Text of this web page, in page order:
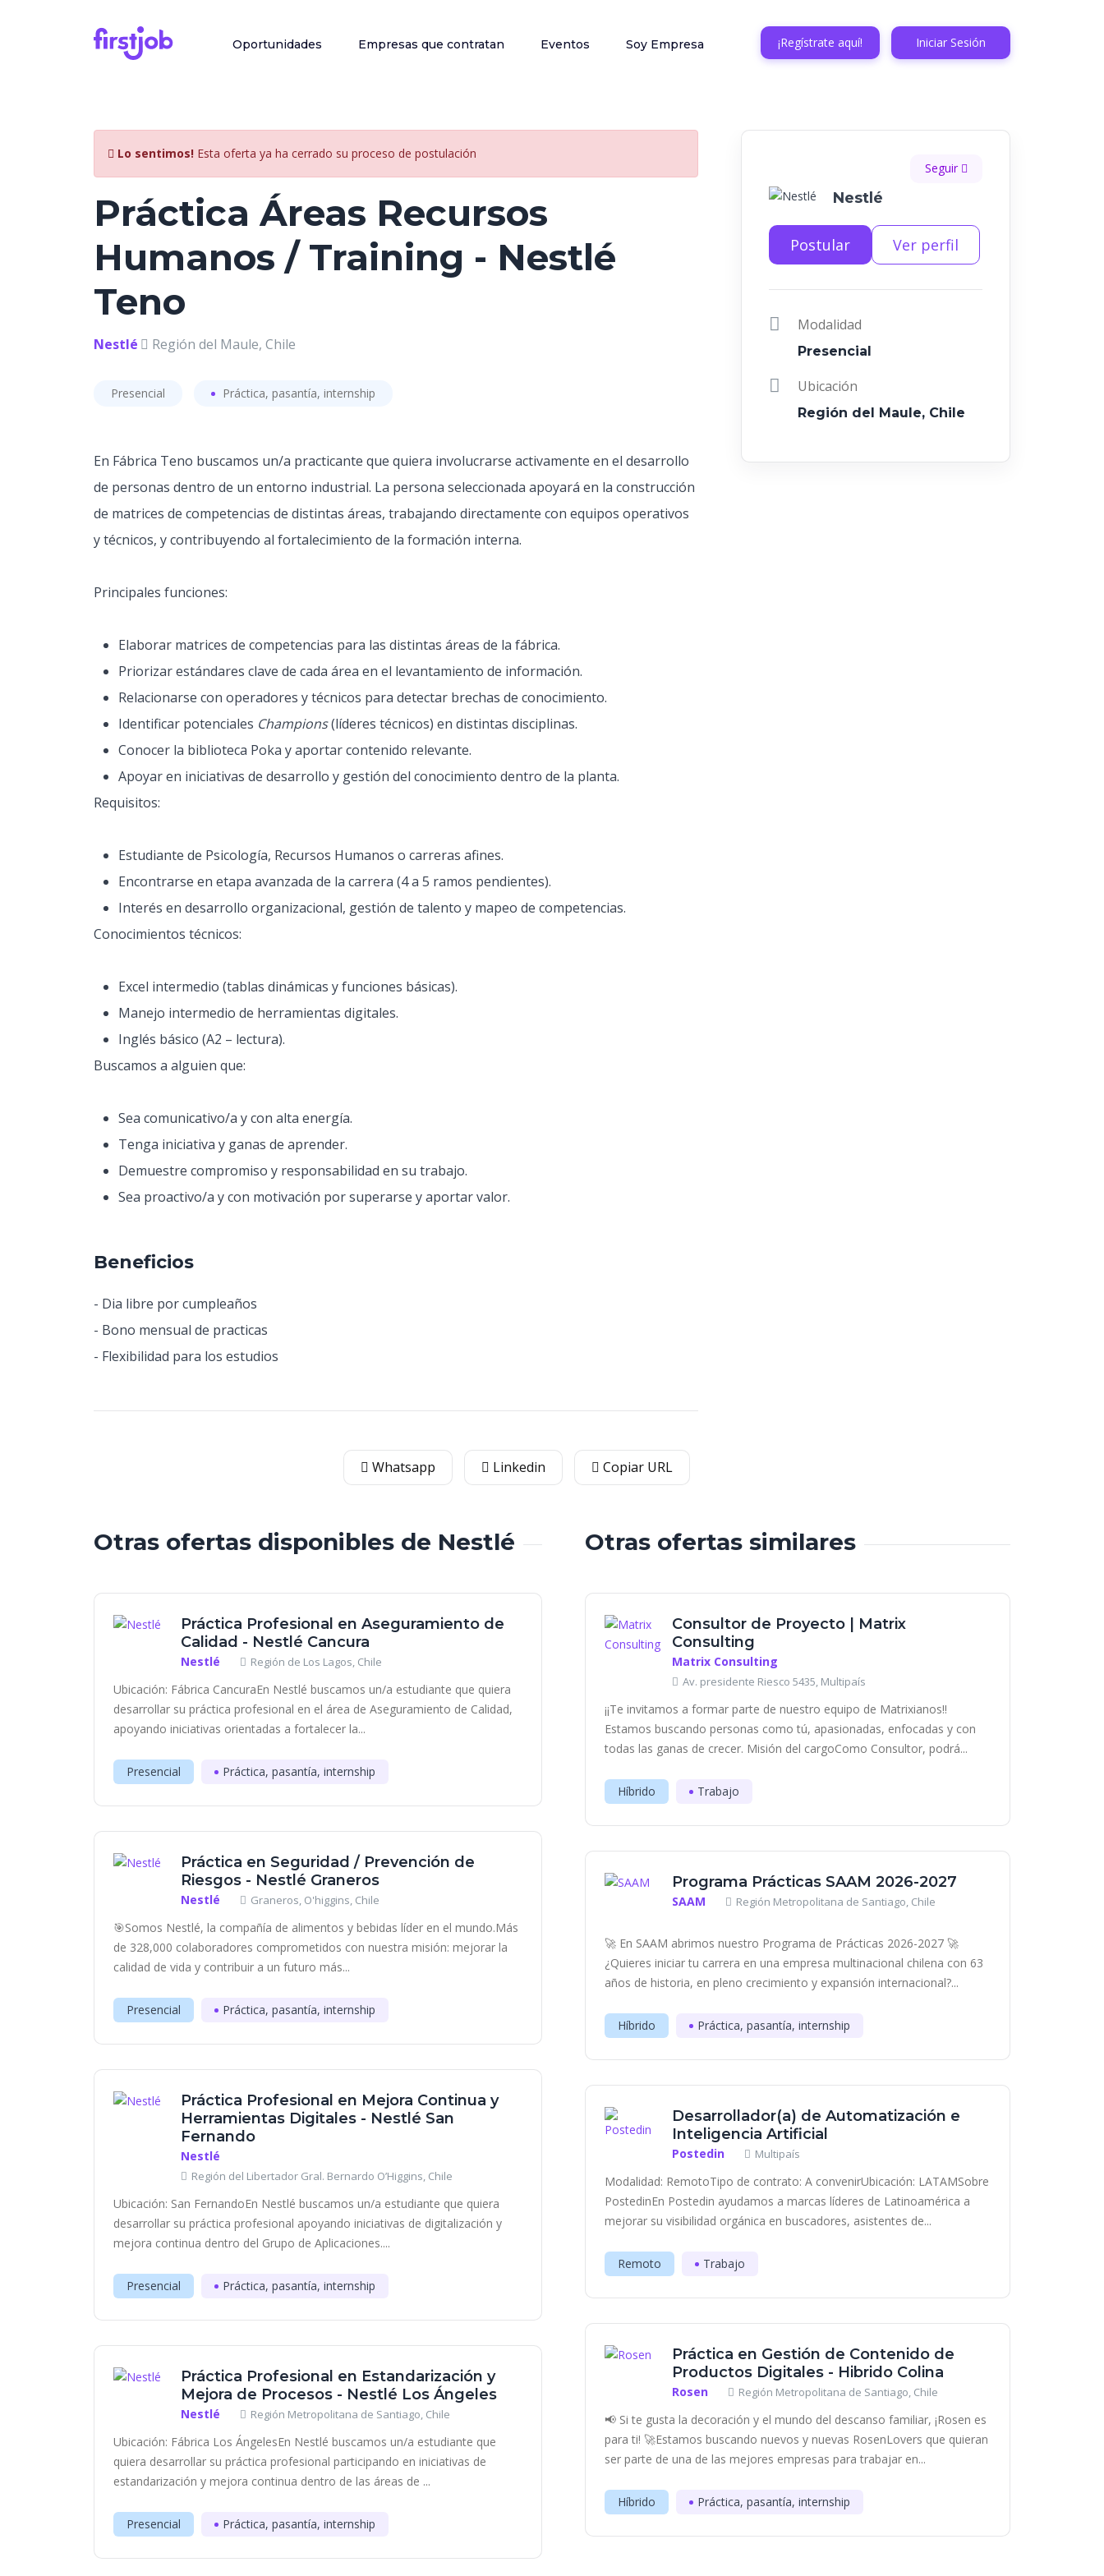
Oportunidades Empresas que contratan Eventos Soy Empresa ¡Regístrate aquí! Iniciar Sesión
Lo sentimos! Esta oferta ya ha cerrado su proceso de postulación
Práctica Áreas Recursos
Humanos / Training - Nestlé
Teno
Nestlé Región del Maule, Chile
Presencial Práctica, pasantía, internship
En Fábrica Teno buscamos un/a practicante que quiera involucrarse activamente en el desarrollo
de personas dentro de un entorno industrial. La persona seleccionada apoyará en la construcción
de matrices de competencias de distintas áreas, trabajando directamente con equipos operativos
y técnicos, y contribuyendo al fortalecimiento de la formación interna.
Principales funciones:
Elaborar matrices de competencias para las distintas áreas de la fábrica.
Priorizar estándares clave de cada área en el levantamiento de información.
Relacionarse con operadores y técnicos para detectar brechas de conocimiento.
Identificar potenciales Champions(líderes técnicos) en distintas disciplinas.
Conocer la biblioteca Poka y aportar contenido relevante.
Apoyar en iniciativas de desarrollo y gestión del conocimiento dentro de la planta.
Requisitos:
Estudiante de Psicología, Recursos Humanos o carreras afines.
Encontrarse en etapa avanzada de la carrera (4 a 5 ramos pendientes).
Interés en desarrollo organizacional, gestión de talento y mapeo de competencias.
Conocimientos técnicos:
Excel intermedio (tablas dinámicas y funciones básicas).
Manejo intermedio de herramientas digitales.
Inglés básico (A2 – lectura).
Buscamos a alguien que:
Sea comunicativo/a y con alta energía.
Tenga iniciativa y ganas de aprender.
Demuestre compromiso y responsabilidad en su trabajo.
Sea proactivo/a y con motivación por superarse y aportar valor.
Beneficios
- Dia libre por cumpleaños
- Bono mensual de practicas
- Flexibilidad para los estudios
Whatsapp Linkedin Copiar URL
Seguir
Nestlé
Postular Ver perfil
Modalidad
Presencial
Ubicación
Región del Maule, Chile
Otras ofertas disponibles de Nestlé
Práctica Profesional en Aseguramiento de
Calidad - Nestlé Cancura
Nestlé Región de Los Lagos, Chile
Ubicación: Fábrica CancuraEn Nestlé buscamos un/a estudiante que quiera
desarrollar su práctica profesional en el área de Aseguramiento de Calidad,
apoyando iniciativas orientadas a fortalecer la...
Presencial Práctica, pasantía, internship
Práctica en Seguridad / Prevención de
Riesgos - Nestlé Graneros
Nestlé Graneros, O'higgins, Chile
🎯Somos Nestlé, la compañía de alimentos y bebidas líder en el mundo.Más
de 328,000 colaboradores comprometidos con nuestra misión: mejorar la
calidad de vida y contribuir a un futuro más...
Presencial Práctica, pasantía, internship
Práctica Profesional en Mejora Continua y
Herramientas Digitales - Nestlé San
Fernando
Nestlé
Región del Libertador Gral. Bernardo O’Higgins, Chile
Ubicación: San FernandoEn Nestlé buscamos un/a estudiante que quiera
desarrollar su práctica profesional apoyando iniciativas de digitalización y
mejora continua dentro del Grupo de Aplicaciones....
Presencial Práctica, pasantía, internship
Práctica Profesional en Estandarización y
Mejora de Procesos - Nestlé Los Ángeles
Nestlé Región Metropolitana de Santiago, Chile
Ubicación: Fábrica Los ÁngelesEn Nestlé buscamos un/a estudiante que
quiera desarrollar su práctica profesional participando en iniciativas de
estandarización y mejora continua dentro de las áreas de ...
Presencial Práctica, pasantía, internship
Otras ofertas similares
Consultor de Proyecto | Matrix
Consulting
Matrix Consulting
Av. presidente Riesco 5435, Multipaís
¡¡Te invitamos a formar parte de nuestro equipo de Matrixianos!!
Estamos buscando personas como tú, apasionadas, enfocadas y con
todas las ganas de crecer. Misión del cargoComo Consultor, podrá...
Híbrido Trabajo
Programa Prácticas SAAM 2026-2027
SAAM Región Metropolitana de Santiago, Chile
🚀 En SAAM abrimos nuestro Programa de Prácticas 2026-2027 🚀
¿Quieres iniciar tu carrera en una empresa multinacional chilena con 63
años de historia, en pleno crecimiento y expansión internacional?...
Híbrido Práctica, pasantía, internship
Desarrollador(a) de Automatización e
Inteligencia Artificial
Postedin Multipaís
Modalidad: RemotoTipo de contrato: A convenirUbicación: LATAMSobre
PostedinEn Postedin ayudamos a marcas líderes de Latinoamérica a
mejorar su visibilidad orgánica en buscadores, asistentes de...
Remoto Trabajo
Práctica en Gestión de Contenido de
Productos Digitales - Hibrido Colina
Rosen Región Metropolitana de Santiago, Chile
📢 Si te gusta la decoración y el mundo del descanso familiar, ¡Rosen es
para ti! 🚀Estamos buscando nuevos y nuevas RosenLovers que quieran
ser parte de una de las mejores empresas para trabajar en...
Híbrido Práctica, pasantía, internship